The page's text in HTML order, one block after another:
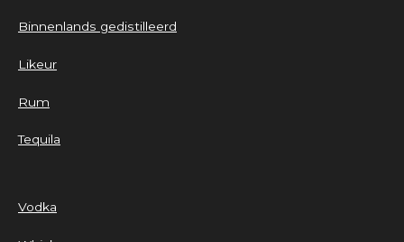
Binnenlands gedistilleerd
Likeur
Rum
Tequila
Vodka